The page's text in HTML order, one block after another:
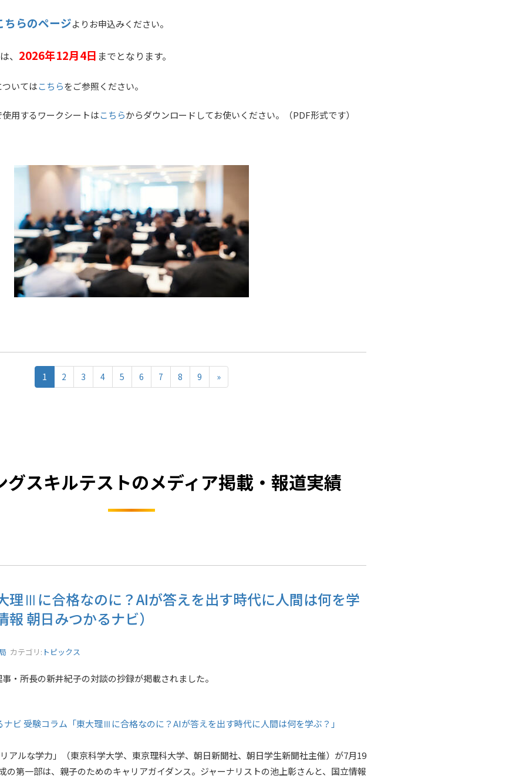
ちらのページよりお申込みください。
、 2026年12月4日 までとなります。
いてはこちらをご参照ください。
用するワークシートはこちらからダウンロードしてお使いください。（PDF形式です）
1 2 3 4 5 6 7 8 9 »
グスキルテストのメディア掲載・報道実績
理Ⅲに合格なのに？AIが答えを出す時代に人間は何を学
朝日みつかるナビ）
カテゴリ: トピックス
・所長の新井紀子の対談の抄録が掲載されました。
ビ 受験コラム「東大理Ⅲに合格なのに？AIが答えを出す時代に人間は何を学ぶ？」
アルな学力」（東京科学大学、東京理科大学、朝日新聞社、朝日学生新聞社主催）が7月19
の第一部は、親子のためのキャリアガイダンス。ジャーナリストの池上彰さんと、国立情報